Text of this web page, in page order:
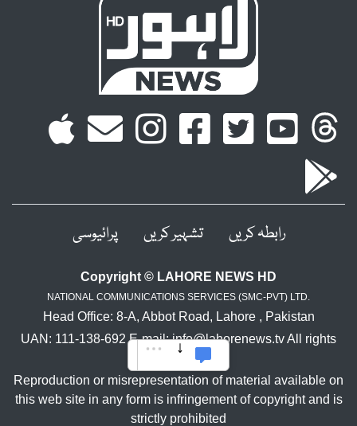
رابطہ کریں تشہیر کریں پرائیوسی
Copyright © LAHORE NEWS HD
NATIONAL COMMUNICATIONS SERVICES (SMC-PVT) LTD.
Head Office: 8-A, Abbot Road, Lahore , Pakistan
UAN: 111-138-692 E-mail: info@lahorenews.tv All rights
reserved.
Reproduction or misrepresentation of material available on
this web site in any form is infringement of copyright and is
strictly prohibited